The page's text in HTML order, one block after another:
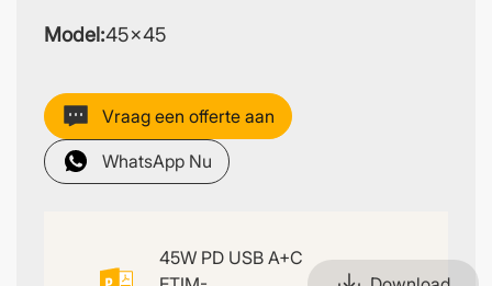
Model:45×45
Vraag een offerte aan
WhatsApp Nu
45W PD USB A+C